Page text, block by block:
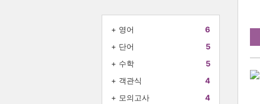
+ 영어
6
+ 단어
5
+ 수학
5
+ 객관식
4
+ 모의고사
4